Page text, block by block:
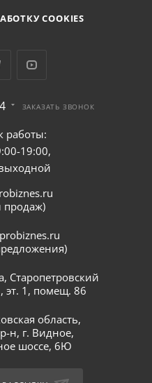
COOKIES
ЗАКАЗАТЬ ЗВОНОК
работы:
19:00,
продаж)
Старопетровский
эт. 1, помещ. 86
область,
н, г. Видное,
шоссе, 6Ю